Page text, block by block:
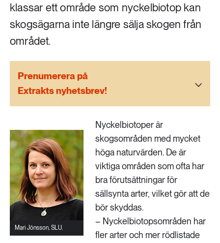
360 ARTIKLAR
Social hållbarhet
189 ARTIKLAR
Vatten
klassar ett område som nyckelbiotop kan
skogsägarna inte längre sälja skogen från
området.
Prenumerera på
Extrakts nyhetsbrev!
Mari Jönsson, SLU.
Nyckelbiotoper är
skogsområden med mycket
höga naturvärden. De är
viktiga områden som ofta har
bra förutsättningar för
sällsynta arter, vilket gör att de
bör skyddas.
– Nyckelbiotopsområden har
fler arter och mer rödlistade